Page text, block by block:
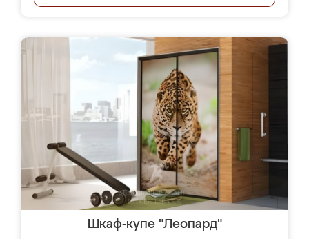
Шкаф-купе "Леопард"